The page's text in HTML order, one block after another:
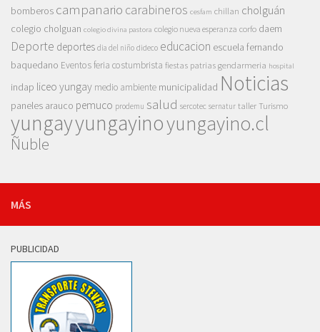
bomberos campanario carabineros cesfam chillan cholguán
colegio cholguan colegio divina pastora colegio nueva esperanza corfo daem
Deporte deportes dia del niño dideco educacion escuela fernando
baquedano Eventosferia costumbrista fiestas patrias gendarmeria hospital
indap liceo yungay medio ambiente municipalidad Noticias
paneles arauco pemuco prodemu salud sercotec sernatur taller Turismo
yungayyungayinoyungayino.cl
Ñuble
MÁS
PUBLICIDAD